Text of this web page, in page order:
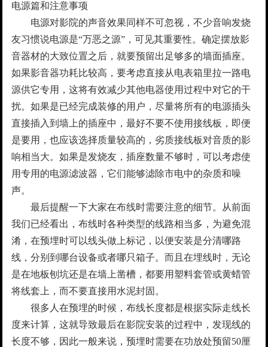
电源篇和注意事项
电源对影院的声音效果同样不可忽视，不少音响发烧
友习惯说电源是“万恶之源”，可见其重要性。确定摆放影
音器材的大致位置之后，就要预留出足够多的墙面插座。
如果影音器功耗比较高，要考虑直接从电表箱里拉一路电
源供它专用，这将有效减少其他电器使用过程中对它的干
扰。如果是已经完成装修的用户，尽量将所有的电源插头
直接插入到墙上的插座中，最好不要不使用接线板，即便
是要用，也应该选择质量较高的，劣质接线板对音质的影
响相当大。如果是发烧友，插座数量不够时，可以考虑使
用专用的电源滤波器，它们能够滤除市电中的杂质和噪
声。
最后提醒一下大家在布线时需要注意的细节。从前面
我们已经看出，布线时各种类型的线路相当多，为避免混
淆，在预埋时可以线头做上标记，以便安装是分清哪路
线，分别到哪台设备或者哪只箱子。而且在埋线时，无论
是在地板刨坑还是在墙上凿槽，都要用塑料套管或黄蜡管
将线套上，而不要直接用水泥封固。
很多人在预埋的时候，布线长度都是根据实际走线长
度来计算，这就导致最后在影院安装的过程中，发现线的
长度不够，因此一般来说，预埋时需要在功放处预留50厘